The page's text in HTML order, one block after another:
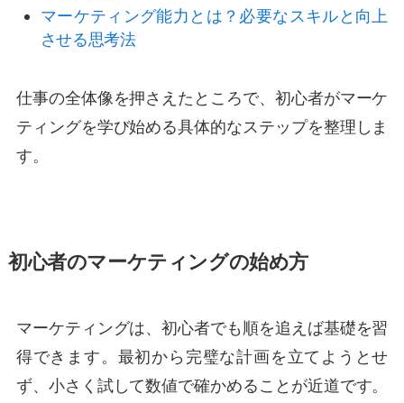
マーケティング能力とは？必要なスキルと向上
させる思考法
仕事の全体像を押さえたところで、初心者がマーケ
ティングを学び始める具体的なステップを整理しま
す。
初心者のマーケティングの始め方
マーケティングは、初心者でも順を追えば基礎を習
得できます。最初から完璧な計画を立てようとせ
ず、小さく試して数値で確かめることが近道です。